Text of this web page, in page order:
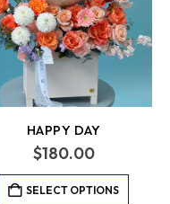
HAPPY DAY
$180.00
SELECT OPTIONS